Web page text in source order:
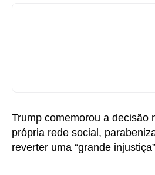
Trump comemorou a decisão
própria rede social,
reverter uma “grande